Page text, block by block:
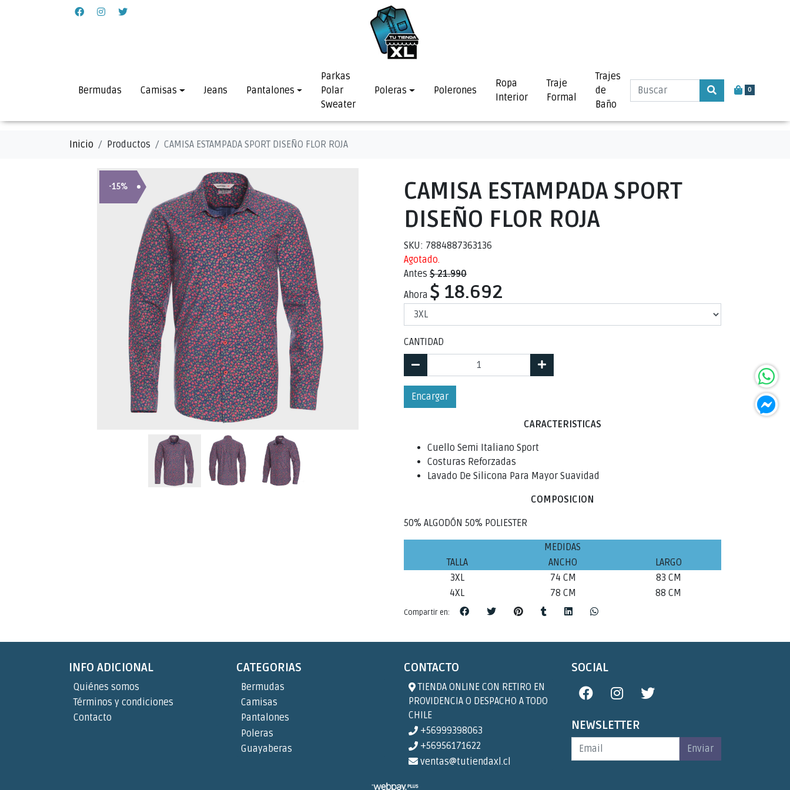
0
Bermudas Camisas Jeans Pantalones
Parkas
Polar
Sweater
Poleras Polerones
Ropa
Interior
Traje
Formal
Trajes
de
Baño
Inicio Productos CAMISA ESTAMPADA SPORT DISEÑO FLOR ROJA
-15%
CAMISA ESTAMPADA SPORT
DISEÑO FLOR ROJA
SKU: 7884887363136
Agotado.
Antes $ 21.990
Ahora $ 18.692
CANTIDAD
Encargar
CARACTERISTICAS
Cuello Semi Italiano Sport
Costuras Reforzadas
Lavado De Silicona Para Mayor Suavidad
COMPOSICION
50% ALGODÓN 50% POLIESTER
MEDIDAS
TALLA
ANCHO
LARGO
3XL
74 CM
83 CM
4XL
78 CM 88 CM
Compartir en:
INFO ADICIONAL
Quiénes somos
Términos y condiciones
Contacto
CATEGORIAS
Bermudas
Camisas
Pantalones
Poleras
Guayaberas
CONTACTO
TIENDA ONLINE CON RETIRO EN
PROVIDENCIA O DESPACHO A TODO
CHILE
+56999398063
+56956171622
ventas@tutiendaxl.cl
SOCIAL
NEWSLETTER
Enviar